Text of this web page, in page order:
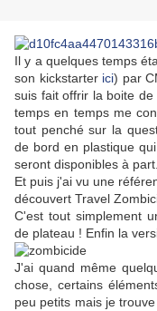
Il y a quelques temps
son kickstarter ici) par
suis fait offrir la boite
temps en temps me
tout penché sur la
de bord en plastique
seront disponibles à part.
Et puis j'ai vu une
découvert Travel
C'est tout simplement
de plateau ! Enfin la
J'ai quand même
chose, certains
peu petits mais je